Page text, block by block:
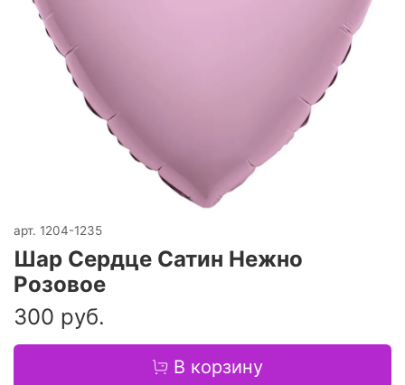
арт. 1204-1235
Шар Сердце Сатин Нежно
Розовое
300 руб.
В корзину